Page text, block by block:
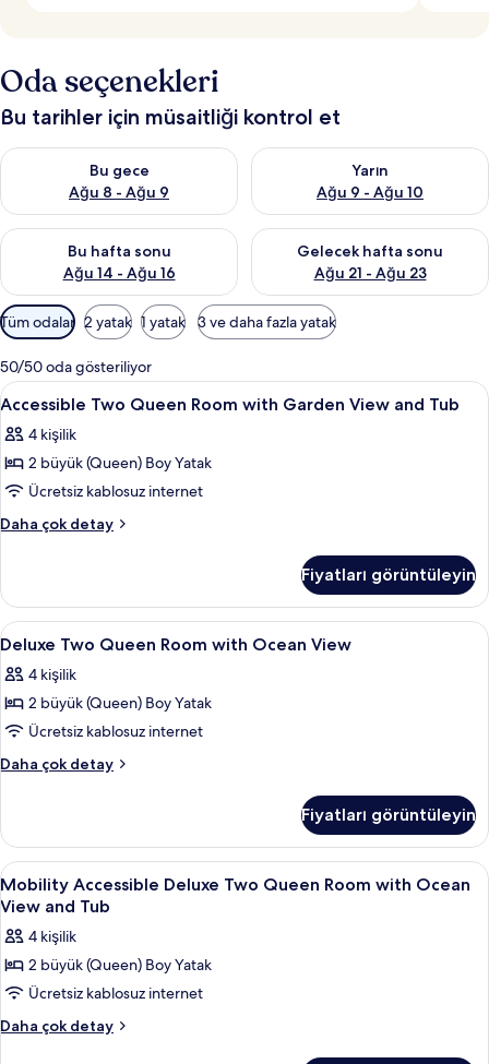
Oda seçenekleri
Bu tarihler için müsaitliği kontrol et
Bu gece
Ağu 8 - Ağu 9
Bu gece için müsaitliği kontrol et Ağu 8 - Ağu 9
Yarın
Ağu 9 - Ağu 10
Yarın için müsaitliği kontrol
Bu hafta sonu
Ağu 14 - Ağu 16
Bu hafta sonu için müsaitliği kontrol et Ağu 14 - Ağu 16
Gelecek hafta sonu
Ağu 21 - Ağu 23
Önümüzdeki hafta sonu için
Odalar
için
mevcut
filtreler
Tüm odalar 2 yatak 1 yatak 3 ve daha fazla yatak
50/50 oda gösteriliyor
Accessible
Two
Queen
Room
with
Garden
Tub
için
tüm
fotoğrafları
görün
Kaliteli yatak takımı, odada kasa,
4
Accessible Two Queen Room with Garden View and Tub
4 kişilik
2 büyük (Queen) Boy Yatak
Ücretsiz kablosuz internet
Daha çok detay
Accessible
with
Garden
View
Tub
hakkında
fazla
detay
Fiyatları görüntüleyin
Deluxe
Two
Queen
Room
with
Ocean
tüm
fotoğrafları
görün
Kaliteli yatak takımı, odada kasa,
8
Deluxe Two Queen Room with Ocean View
4 kişilik
2 büyük (Queen) Boy Yatak
Ücretsiz kablosuz internet
Daha çok detay
Deluxe
with
Ocean
View
hakkında
fazla
detay
Fiyatları görüntüleyin
Mobility
Accessible
Two
Queen
Room
with
Kaliteli yatak takımı, odada kasa,
3
Mobility Accessible Deluxe Two Queen Room with Ocean
View and Tub
4 kişilik
2 büyük (Queen) Boy Yatak
Ücretsiz kablosuz internet
Daha çok detay
Mobility